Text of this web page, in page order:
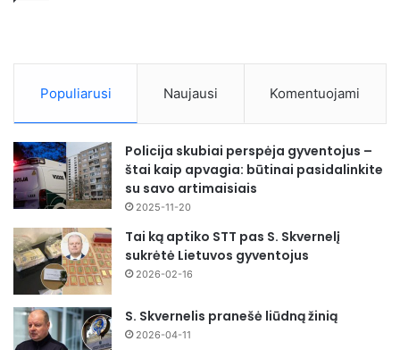
Populiarusi Naujausi Komentuojami
Policija skubiai perspėja gyventojus –
štai kaip apvagia: būtinai pasidalinkite
su savo artimaisiais
2025-11-20
Tai ką aptiko STT pas S. Skvernelį
sukrėtė Lietuvos gyventojus
2026-02-16
S. Skvernelis pranešė liūdną žinią
2026-04-11